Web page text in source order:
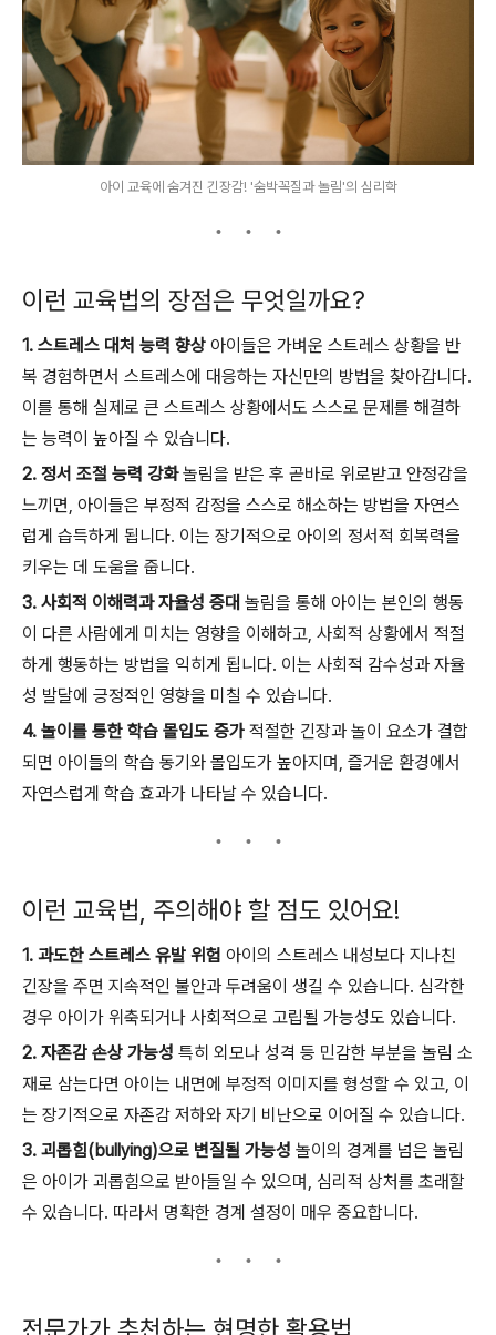
아이 교육에 숨겨진 긴장감! '숨박꼭질과 놀림'의 심리학
이런 교육법의 장점은 무엇일까요?
1. 스트레스 대처 능력 향상 아이들은 가벼운 스트레스 상황을 반
복 경험하면서 스트레스에 대응하는 자신만의 방법을 찾아갑니다.
이를 통해 실제로 큰 스트레스 상황에서도 스스로 문제를 해결하
는 능력이 높아질 수 있습니다.
2. 정서 조절 능력 강화놀림을 받은 후 곧바로 위로받고 안정감을
느끼면, 아이들은 부정적 감정을 스스로 해소하는 방법을 자연스
럽게 습득하게 됩니다. 이는 장기적으로 아이의 정서적 회복력을
키우는 데 도움을 줍니다.
3. 사회적 이해력과 자율성 증대 놀림을 통해 아이는 본인의 행동
이 다른 사람에게 미치는 영향을 이해하고, 사회적 상황에서 적절
하게 행동하는 방법을 익히게 됩니다. 이는 사회적 감수성과 자율
성 발달에 긍정적인 영향을 미칠 수 있습니다.
4. 놀이를 통한 학습 몰입도 증가 적절한 긴장과 놀이 요소가 결합
되면 아이들의 학습 동기와 몰입도가 높아지며, 즐거운 환경에서
자연스럽게 학습 효과가 나타날 수 있습니다.
이런 교육법, 주의해야 할 점도 있어요!
1. 과도한 스트레스 유발 위험 아이의 스트레스 내성보다 지나친
긴장을 주면 지속적인 불안과 두려움이 생길 수 있습니다. 심각한
경우 아이가 위축되거나 사회적으로 고립될 가능성도 있습니다.
2. 자존감 손상 가능성 특히 외모나 성격 등 민감한 부분을 놀림 소
재로 삼는다면 아이는 내면에 부정적 이미지를 형성할 수 있고, 이
는 장기적으로 자존감 저하와 자기 비난으로 이어질 수 있습니다.
3. 괴롭힘(bullying)으로 변질될 가능성 놀이의 경계를 넘은 놀림
은 아이가 괴롭힘으로 받아들일 수 있으며, 심리적 상처를 초래할
수 있습니다. 따라서 명확한 경계 설정이 매우 중요합니다.